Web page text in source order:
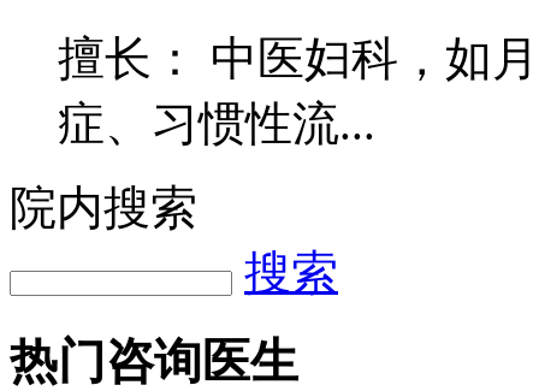
擅长： 中医妇科，如
症、习惯性流...
院内搜索
搜索
热门咨询医生